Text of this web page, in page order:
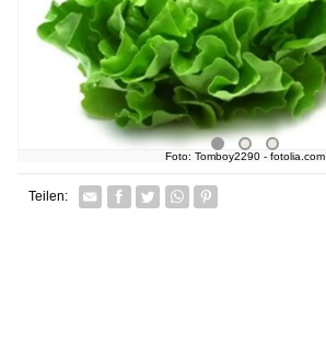
Foto: Tomboy2290 - fotolia.com
Teilen: Facebook
TwitterWhatsapp senden
Pin it